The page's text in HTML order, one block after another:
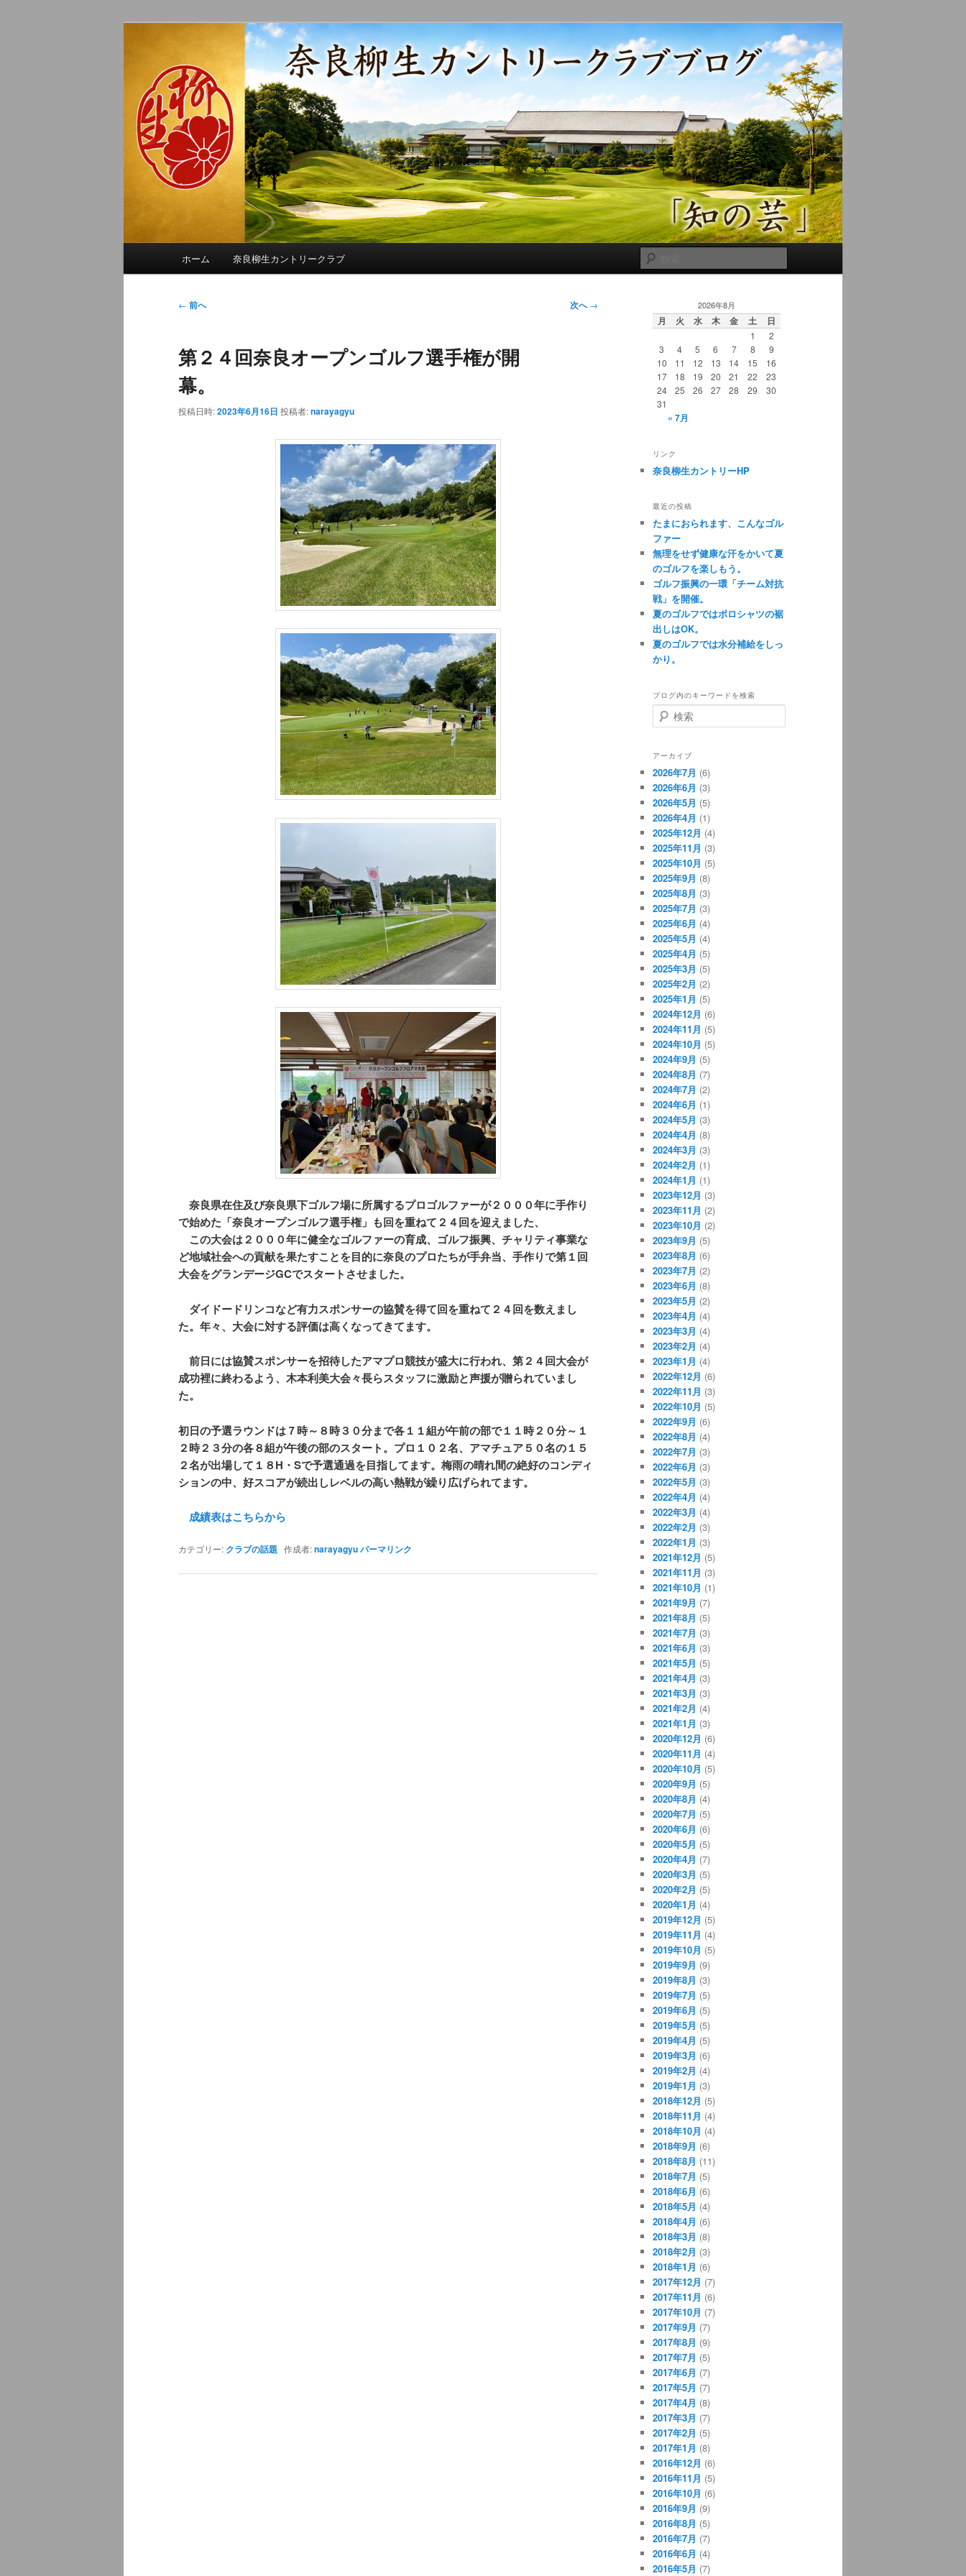
奈良柳生カントリークラブ総支配人ブログ
季節の話題、クラブの出来事、コースの改修・更新作業、ゴルフに関する随筆、喜怒哀楽などを気まぐ
れに発信します。
索
ホーム 奈良柳生カントリークラブ
投
ビ
ゲ
ー
シ
← 前へ 次へ→
第２４回奈良オープンゴルフ選手権が開
幕。
投稿日時:2023年6月16日 投稿者:narayagyu
奈良県在住及び奈良県下ゴルフ場に所属するプロゴルファーが２０００年に手作り
で始めた「奈良オープンゴルフ選手権」も回を重ねて２４回を迎えました、
この大会は２０００年に健全なゴルファーの育成、ゴルフ振興、チャリティ事業な
ど地域社会への貢献を果たすことを目的に奈良のプロたちが手弁当、手作りで第１回
大会をグランデージGCでスタートさせました。
ダイドードリンコなど有力スポンサーの協賛を得て回を重ねて２４回を数えまし
た。年々、大会に対する評価は高くなってきてます。
前日には協賛スポンサーを招待したアマプロ競技が盛大に行われ、第２４回大会が
成功裡に終わるよう、木本利美大会々長らスタッフに激励と声援が贈られていまし
た。
初日の予選ラウンドは７時～８時３０分まで各１１組が午前の部で１１時２０分～１
２時２３分の各８組が午後の部のスタート。プロ１０２名、アマチュア５０名の１５
２名が出場して１８H・Sで予選通過を目指してます。梅雨の晴れ間の絶好のコンディ
ションの中、好スコアが続出しレベルの高い熱戦が繰り広げられてます。
成績表はこちらから
カテゴリー: クラブの話題 作成者:narayagyuパーマリンク
2026年8月
月 火 水 木 金 土 日
1
2
3
4 5 6 7 8
9
10
11 12 13 14 15
16
17
18 19 20 21 22
23
24
25 26 27 28 29
30
31
« 7月
リンク
奈良柳生カントリーHP
最近の投稿
たまにおられます、こんなゴル
ファー
無理をせず健康な汗をかいて夏
のゴルフを楽しもう。
ゴルフ振興の一環「チーム対抗
戦」を開催。
夏のゴルフではポロシャツの裾
出しはOK。
夏のゴルフでは水分補給をしっ
かり。
ブログ内のキーワードを検索
検
索
アーカイブ
2026年7月 (6)
2026年6月 (3)
2026年5月 (5)
2026年4月 (1)
2025年12月 (4)
2025年11月 (3)
2025年10月 (5)
2025年9月 (8)
2025年8月 (3)
2025年7月 (3)
2025年6月 (4)
2025年5月 (4)
2025年4月 (5)
2025年3月 (5)
2025年2月 (2)
2025年1月 (5)
2024年12月 (6)
2024年11月 (5)
2024年10月 (5)
2024年9月 (5)
2024年8月 (7)
2024年7月 (2)
2024年6月 (1)
2024年5月 (3)
2024年4月 (8)
2024年3月 (3)
2024年2月 (1)
2024年1月 (1)
2023年12月 (3)
2023年11月 (2)
2023年10月 (2)
2023年9月 (5)
2023年8月 (6)
2023年7月 (2)
2023年6月 (8)
2023年5月 (2)
2023年4月 (4)
2023年3月 (4)
2023年2月 (4)
2023年1月 (4)
2022年12月 (6)
2022年11月 (3)
2022年10月 (5)
2022年9月 (6)
2022年8月 (4)
2022年7月 (3)
2022年6月 (3)
2022年5月 (3)
2022年4月 (4)
2022年3月 (4)
2022年2月 (3)
2022年1月 (3)
2021年12月 (5)
2021年11月 (3)
2021年10月 (1)
2021年9月 (7)
2021年8月 (5)
2021年7月 (3)
2021年6月 (3)
2021年5月 (5)
2021年4月 (3)
2021年3月 (3)
2021年2月 (4)
2021年1月 (3)
2020年12月 (6)
2020年11月 (4)
2020年10月 (5)
2020年9月 (5)
2020年8月 (4)
2020年7月 (5)
2020年6月 (6)
2020年5月 (5)
2020年4月 (7)
2020年3月 (5)
2020年2月 (5)
2020年1月 (4)
2019年12月 (5)
2019年11月 (4)
2019年10月 (5)
2019年9月 (9)
2019年8月 (3)
2019年7月 (5)
2019年6月 (5)
2019年5月 (5)
2019年4月 (5)
2019年3月 (6)
2019年2月 (4)
2019年1月 (3)
2018年12月 (5)
2018年11月 (4)
2018年10月 (4)
2018年9月 (6)
2018年8月 (11)
2018年7月 (5)
2018年6月 (6)
2018年5月 (4)
2018年4月 (6)
2018年3月 (8)
2018年2月 (3)
2018年1月 (6)
2017年12月 (7)
2017年11月 (6)
2017年10月 (7)
2017年9月 (7)
2017年8月 (9)
2017年7月 (5)
2017年6月 (7)
2017年5月 (7)
2017年4月 (8)
2017年3月 (7)
2017年2月 (5)
2017年1月 (8)
2016年12月 (6)
2016年11月 (5)
2016年10月 (6)
2016年9月 (9)
2016年8月 (5)
2016年7月 (7)
2016年6月 (4)
2016年5月 (7)